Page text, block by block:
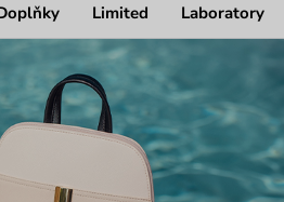
Limited Laboratory